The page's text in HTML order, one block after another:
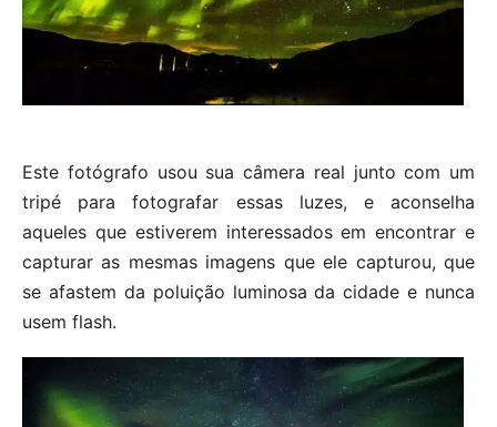
Este fotógrafo usou sua câmera real junto com um
tripé para fotografar essas luzes, e aconselha
aqueles que estiverem interessados ​​em encontrar e
capturar as mesmas imagens que ele capturou, que
se afastem da poluição luminosa da cidade e nunca
usem flash.